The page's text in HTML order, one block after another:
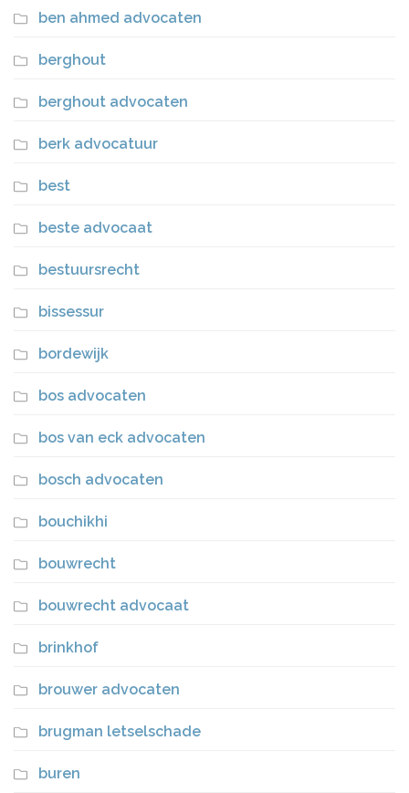
ben ahmed advocaten
berghout
berghout advocaten
berk advocatuur
best
beste advocaat
bestuursrecht
bissessur
bordewijk
bos advocaten
bos van eck advocaten
bosch advocaten
bouchikhi
bouwrecht
bouwrecht advocaat
brinkhof
brouwer advocaten
brugman letselschade
buren